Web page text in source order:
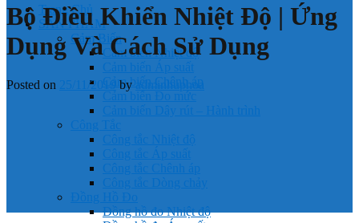
Trang Chủ
SẢN PHẨM
Cảm Biến
Cảm biến Nhiệt độ
Cảm biến Áp suất
Cảm biến Chênh áp
Cảm biến Đo mức
Cảm biến Dây rút – Hành trình
Công Tắc
Công tắc Nhiệt độ
Công tắc Áp suất
Công tắc Chênh áp
Công tắc Dòng chảy
Đồng Hồ Đo
Đồng hồ đo Nhiệt độ
Bộ Điều Khiển Nhiệt Độ | Ứng
Dụng Và Cách Sử Dụng
Posted on 25/11/2019byadminhuphoa